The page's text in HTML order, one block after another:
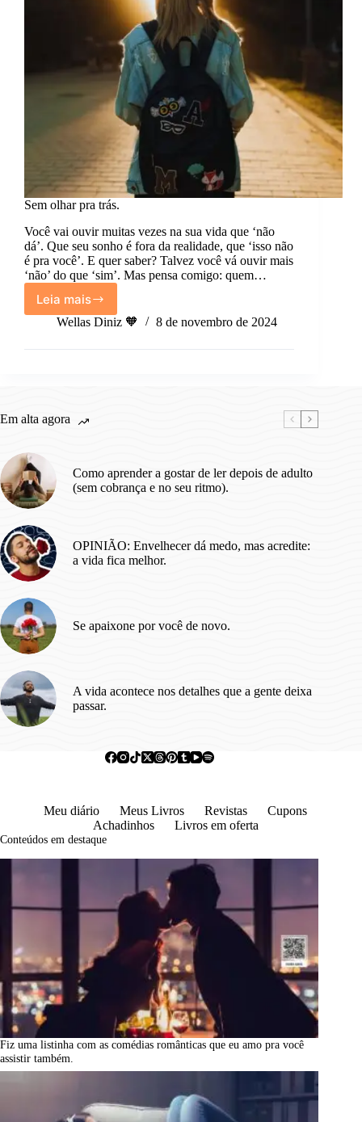
Sem olhar pra trás.
Você vai ouvir muitas vezes na sua vida que ‘não
dá’. Que seu sonho é fora da realidade, que ‘isso não
é pra você’. E quer saber? Talvez você vá ouvir mais
‘não’ do que ‘sim’. Mas pensa comigo: quem…
Leia mais
Sem
olhar
trás.
Wellas Diniz 🧡 8 de novembro de 2024
Em alta agora
Como aprender a gostar de ler depois de adulto
(sem cobrança e no seu ritmo).
OPINIÃO: Envelhecer dá medo, mas acredite:
a vida fica melhor.
Se apaixone por você de novo.
A vida acontece nos detalhes que a gente deixa
passar.
Meu diário Meus Livros Revistas
Cupons
Achadinhos
Livros em oferta
Conteúdos em destaque
Fiz uma listinha com as comédias românticas que eu amo pra você
assistir também.